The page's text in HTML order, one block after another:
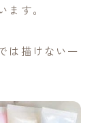
ます。
は描けない一